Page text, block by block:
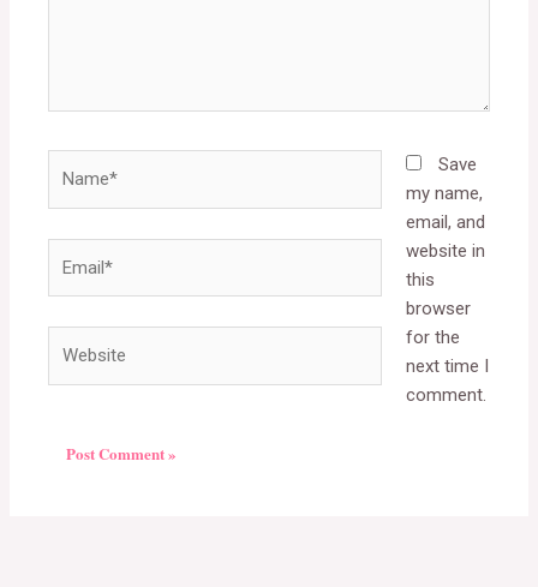
Save
my name,
email, and
website in
this
browser
for the
next time I
comment.